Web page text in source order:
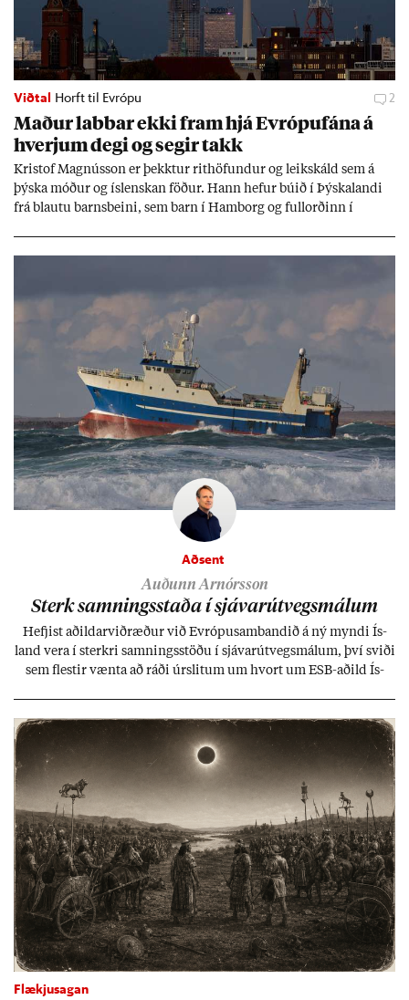
Viðtal Horft til Evrópu 2
Mað­ur labb­ar ekki fram hjá Evr­ópuf­ána á
hverj­um degi og seg­ir takk
Kri­stof Magnús­son er þekkt­ur rit­höf­und­ur og leik­skáld sem á
þýska móð­ur og ís­lensk­an föð­ur. Hann hef­ur bú­ið í Þýskalandi
frá blautu barns­beini, sem barn í Ham­borg og full­orð­inn í
Aðsent
Auðunn Arnórsson
Sterk samn­ings­staða í sjáv­ar­út­vegs­mál­um
Hefj­ist að­ild­ar­við­ræð­ur við Evr­ópu­sam­band­ið á ný myndi Ís­
land vera í sterkri samn­ings­stöðu í sjáv­ar­út­vegs­mál­um, því sviði
sem flest­ir vænta að ráði úr­slit­um um hvort um ESB-að­ild Ís­
kerfi, en sveigj­an­leiki til lausna er um­tals­verð­ur.
Flækjusagan